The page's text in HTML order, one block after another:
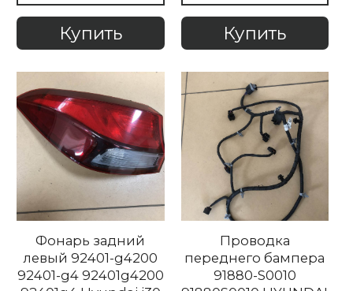
Купить Купить
Фонарь задний
левый 92401-g4200
92401-g4 92401g4200
Проводка
переднего бампера
91880-S0010